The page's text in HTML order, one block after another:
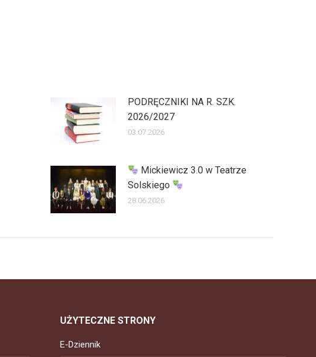
PODRĘCZNIKI NA R. SZK.
2026/2027
03.07.2026
Mickiewicz 3.0 w Teatrze
Solskiego
28.06.2026
UŻYTECZNE STRONY
E-Dziennik